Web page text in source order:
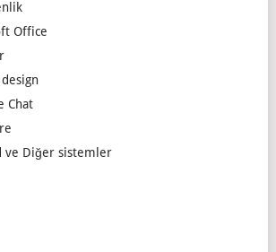
Office
Chat
ve Diğer sistemler